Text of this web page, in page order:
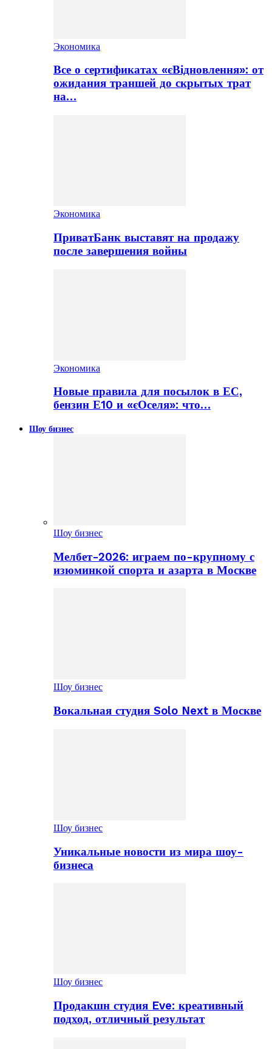
Экономика
Все о сертификатах «єВідновлення»: от
ожидания траншей до скрытых трат
на…
Экономика
ПриватБанк выставят на продажу
после завершения войны
Экономика
Новые правила для посылок в ЕС,
бензин Е10 и «єОселя»: что…
Шоу бизнес
Шоу бизнес
Мелбет-2026: играем по-крупному с
изюминкой спорта и азарта в Москве
Шоу бизнес
Вокальная студия Solo Next в Москве
Шоу бизнес
Уникальные новости из мира шоу-
бизнеса
Шоу бизнес
Продакшн студия Eve: креативный
подход, отличный результат